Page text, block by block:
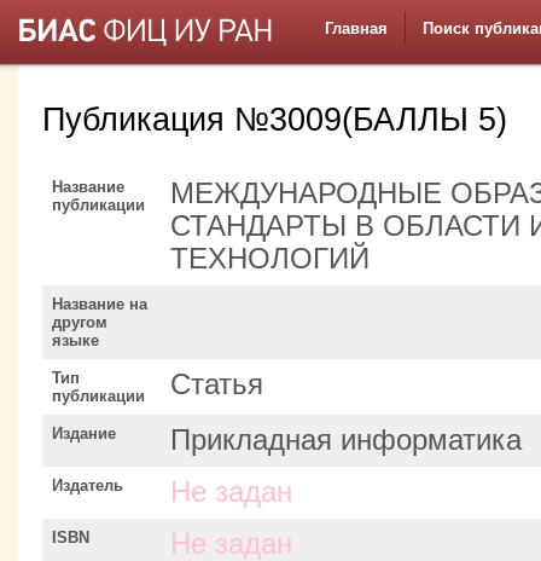
Главная Поиск
Публикация №3009(БАЛЛЫ 5)
Название
публикации
МЕЖДУНАРОДНЫЕ
СТАНДАРТЫ В
ТЕХНОЛОГИЙ
Название на
другом
языке
Тип
публикации
Статья
Издание Прикладная информатика
Издатель Не задан
ISBN Не задан